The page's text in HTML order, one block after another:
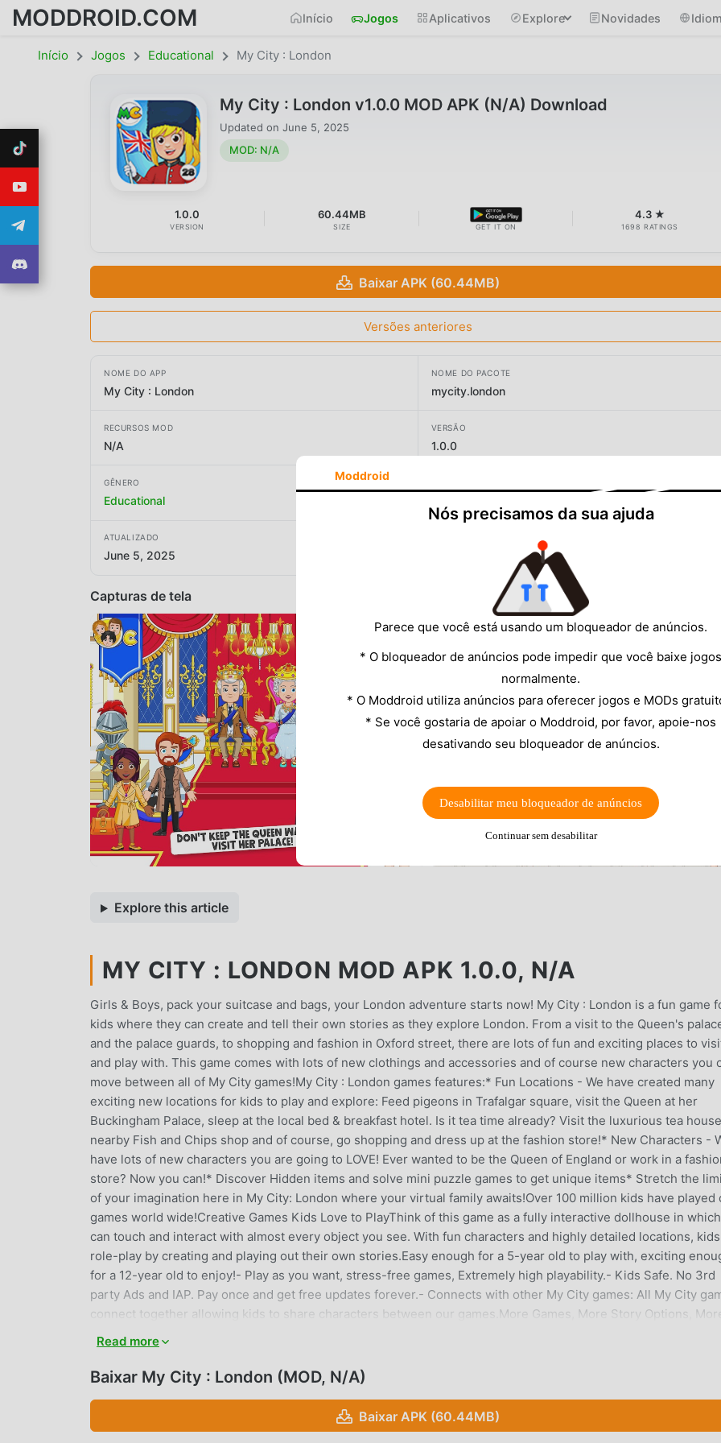
MODDROID.COM Início Jogos Aplicativos Explore Novidades
Início Jogos Educational My City : London
My City : London v1.0.0 MOD APK (N/A) Download
Updated on June 5, 2025
MOD: N/A
1.0.0
VERSION
60.44MB
SIZE GET IT ON
4.3 ★
1698 RATINGS
Baixar APK (60.44MB)
Versões anteriores
NOME DO APP
My City : London
NOME DO PACOTE
mycity.london
RECURSOS MOD
N/A
VERSÃO
1.0.0
GÊNERO
Educational
ATUALIZADO
June 5, 2025
Capturas de tela
Explore this article
MY CITY : LONDON MOD APK 1.0.0, N/A
Girls & Boys, pack your suitcase and bags, your London adventure starts now! My City : London is a fun game
kids where they can create and tell their own stories as they explore London. From a visit to the Queen's
and the palace guards, to shopping and fashion in Oxford street, there are lots of fun and exciting places to
and play with. This game comes with lots of new clothings and accessories and of course new characters you
move between all of My City games!My City : London games features:* Fun Locations - We have created many
exciting new locations for kids to play and explore: Feed pigeons in Trafalgar square, visit the Queen at her
Buckingham Palace, sleep at the local bed & breakfast hotel. Is it tea time already? Visit the luxurious tea
nearby Fish and Chips shop and of course, go shopping and dress up at the fashion store!* New Characters -
have lots of new characters you are going to LOVE! Ever wanted to be the Queen of England or work in a
store? Now you can!* Discover Hidden items and solve mini puzzle games to get unique items* Stretch the
of your imagination here in My City: London where your virtual family awaits!Over 100 million kids have played
games world wide!Creative Games Kids Love to PlayThink of this game as a fully interactive dollhouse in
can touch and interact with almost every object you see. With fun characters and highly detailed locations,
role-play by creating and playing out their own stories.Easy enough for a 5-year old to play with, exciting
for a 12-year old to enjoy!- Play as you want, stress-free games, Extremely high playability.- Kids Safe. No 3rd
party Ads and IAP. Pay once and get free updates forever.- Connects with other My City games: All My City
connect together allowing kids to share characters between our games.More Games, More Story Options,
Fun.Age group 4-12: Easy enough for 4 year olds to play and super exciting for 12 year to enjoy.Play Together:
games, if you like what we do and want to send us ideas and suggestions for our next games of My City you can
- https://www.instagram.com/mytowngamesLove our games? Leave us a nice review on the app store, we read
them all!
Read more
Baixar My City : London (MOD, N/A)
Baixar APK (60.44MB)
Moddroid
Nós precisamos da sua ajuda
Parece que você está usando um bloqueador de anúncios.
* O bloqueador de anúncios pode impedir que você baixe jogos
normalmente.
* O Moddroid utiliza anúncios para oferecer jogos e MODs
* Se você gostaria de apoiar o Moddroid, por favor, apoie-nos
desativando seu bloqueador de anúncios.
Desabilitar meu bloqueador de anúncios
Continuar sem desabilitar